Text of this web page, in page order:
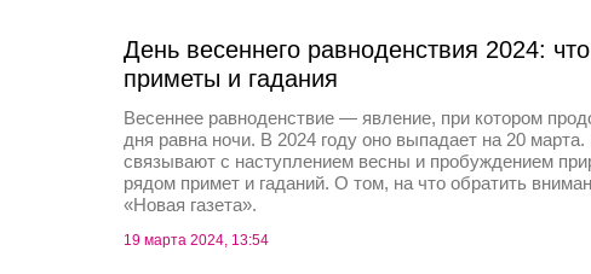
День весеннего равноденствия 2024:
приметы и гадания
Весеннее равноденствие — явление, при котором
дня равна ночи. В 2024 году оно выпадает на 20
связывают с наступлением весны и пробуждением
рядом примет и гаданий. О том, на что обратить
«Новая газета».
19 марта 2024, 13:54